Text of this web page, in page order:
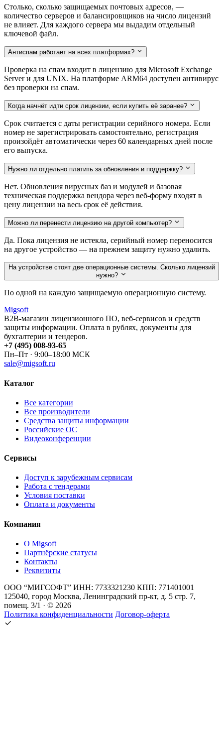
Столько, сколько защищаемых почтовых адресов, —
количество серверов и балансировщиков на число лицензий
не влияет. Для каждого сервера мы выдадим отдельный
ключевой файл.
Антиспам работает на всех платформах?
Проверка на спам входит в лицензию для Microsoft Exchange
Server и для UNIX. На платформе ARM64 доступен антивирус
без проверки на спам.
Когда начнёт идти срок лицензии, если купить её заранее?
Срок считается с даты регистрации серийного номера. Если
номер не зарегистрировать самостоятельно, регистрация
произойдёт автоматически через 60 календарных дней после
его выпуска.
Нужно ли отдельно платить за обновления и поддержку?
Нет. Обновления вирусных баз и модулей и базовая
техническая поддержка вендора через веб-форму входят в
цену лицензии на весь срок её действия.
Можно ли перенести лицензию на другой компьютер?
Да. Пока лицензия не истекла, серийный номер переносится
на другое устройство — на прежнем защиту нужно удалить.
На устройстве стоят две операционные системы. Сколько лицензий
нужно?
По одной на каждую защищаемую операционную систему.
Migsoft
B2B-магазин лицензионного ПО, веб-сервисов и средств
защиты информации. Оплата в рублях, документы для
бухгалтерии и тендеров.
+7 (495) 008-93-65
Пн–Пт · 9:00–18:00 МСК
sale@migsoft.ru
Каталог
Все категории
Все производители
Средства защиты информации
Российские ОС
Видеоконференции
Сервисы
Доступ к зарубежным сервисам
Работа с тендерами
Условия поставки
Оплата и документы
Компания
О Migsoft
Партнёрские статусы
Контакты
Реквизиты
ООО “МИГСОФТ” ИНН: 7733321230 КПП: 771401001
125040, город Москва, Ленинградский пр-кт, д. 5 стр. 7,
помещ. 3/1 · © 2026
Политика конфиденциальности Договор-оферта